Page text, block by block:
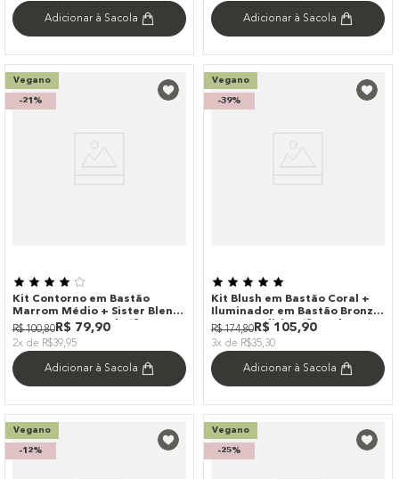
Adicionar à Sacola Adicionar à Sacola
Vegano
-21%
Kit Contorno em Bastão
Marrom Médio + Sister Blend
Roxa Océane Purple (2
Produtos)
R$ 100,80R$ 79,90
2x de R$39,95
Adicionar à Sacola
Vegano
-39%
Kit Blush em Bastão Coral +
Iluminador em Bastão Bronze
Océane Edition (2 Produtos)
R$ 174,80R$ 105,90
3x de R$35,30
Adicionar à Sacola
Vegano
-12%
Vegano
-25%